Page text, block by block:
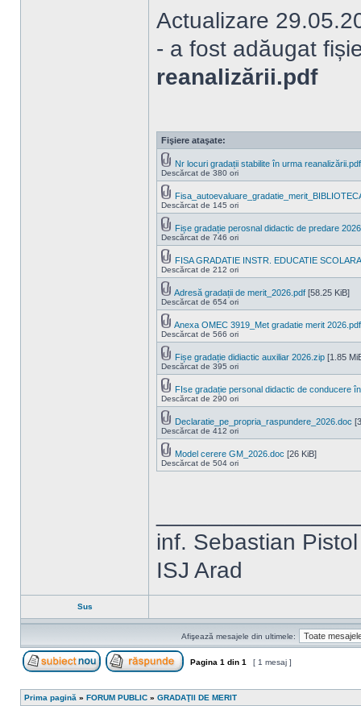
Actualizare
- a fost adăugat
reanalizării.pdf
Fişiere ataşate:
Nr locuri gradații stabilite în urma reanalizării.pdf
Descărcat de 380 ori
Descărcat de 145 ori
Fișe gradație perosnal didactic de predare
Descărcat de 746 ori
FISA GRADATIE INSTR. EDUCATIE
Descărcat de 212 ori
Adresă gradații de merit_2026.pdf [58.25 KiB]
Descărcat de 654 ori
Anexa OMEC 3919_Met gradatie merit 2026.pdf
Descărcat de 566 ori
Fișe gradație didiactic auxiliar 2026.zip [1.85
Descărcat de 395 ori
FIse gradație personal didactic de conducere
Descărcat de 290 ori
Declaratie_pe_propria_raspundere_2026.doc
Descărcat de 412 ori
Model cerere GM_2026.doc [26 KiB]
Descărcat de 504 ori
inf. Sebastian Pistol
ISJ Arad
Sus
Afişează mesajele din ultimele:
Pagina 1 din 1 [ 1 mesaj ]
Prima pagină » FORUM PUBLIC » GRADAŢII DE MERIT